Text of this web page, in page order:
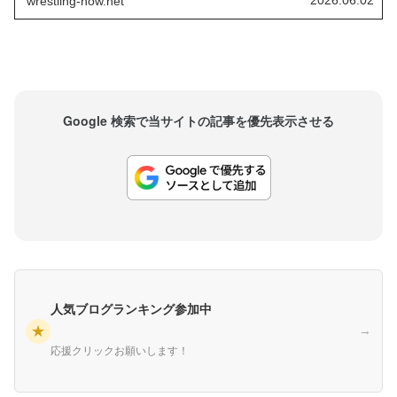
AAAは2026年9月にロサンゼルスとメキシコシテ
Google 検索で当サイトの記事を優先表示させる
★
人気ブログランキング参加中
応援クリックお願いします！
→